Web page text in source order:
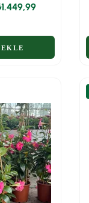
Mavi